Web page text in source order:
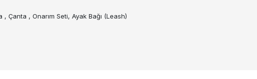
Çanta , Onarım Seti, Ayak Bağı (Leash)